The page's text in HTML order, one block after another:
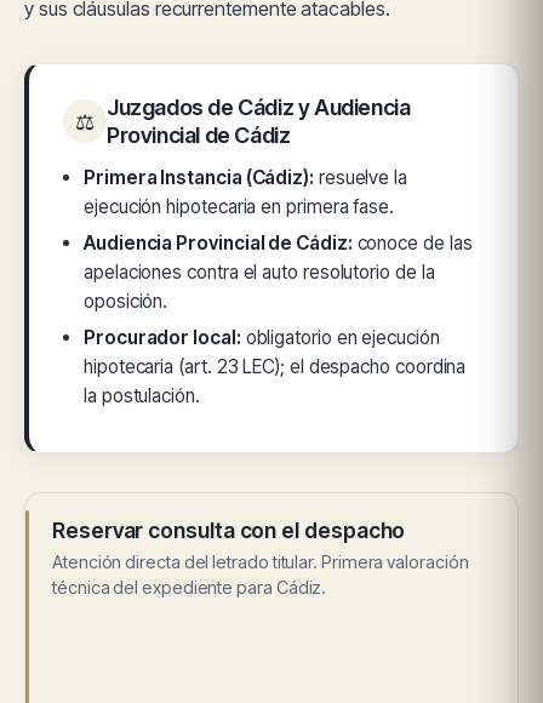
y sus cláusulas recurrentemente atacables.
⚖
Juzgados de Cádiz y Audiencia
Provincial de Cádiz
Primera Instancia (Cádiz): resuelve la
ejecución hipotecaria en primera fase.
Audiencia Provincial de Cádiz: conoce de las
apelaciones contra el auto resolutorio de la
oposición.
Procurador local: obligatorio en ejecución
hipotecaria (art. 23 LEC); el despacho coordina
la postulación.
Reservar consulta con el despacho
Atención directa del letrado titular. Primera valoración
técnica del expediente para Cádiz.